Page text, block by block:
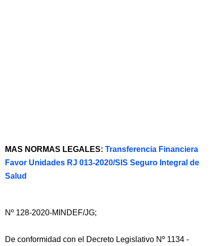
MAS NORMAS LEGALES: Transferencia Financiera
Favor Unidades RJ 013-2020/SIS Seguro Integral de
Salud
Nº 128-2020-MINDEF/JG;
De conformidad con el Decreto Legislativo Nº 1134 -